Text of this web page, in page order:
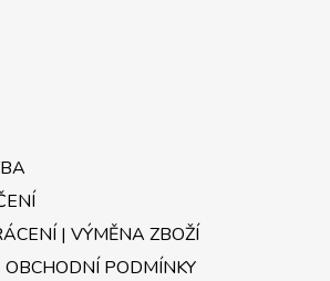
u
| VÝMĚNA ZBOŽÍ
PODMÍNKY